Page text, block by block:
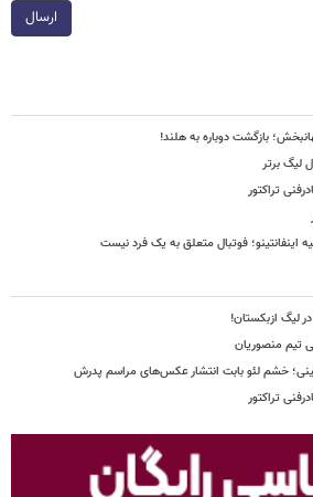
ارسال
بازگشت دوباره به هلند!
لیگ برتر
تراکتور
لیگ ازبکستان!
تیم منصوریان
خشم لئو بابت انتشار عکس‌های مراسم پدرش
تراکتور